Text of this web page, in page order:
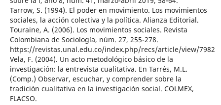
Tarrow, S. (1994). El poder en movimiento. Los movimientos
sociales, la acción colectiva y la política. Alianza Editorial.
Touraine, A. (2006). Los movimientos sociales. Revista
Colombiana de Sociología, núm. 27, 255-278.
https://revistas.unal.edu.co/index.php/recs/article/view/7982
Vela, F. (2004). Un acto metodológico básico de la
investigación: la entrevista cualitativa. En Tarrés, M.L.
(Comp.) Observar, escuchar, y comprender sobre la
tradición cualitativa en la investigación social. COLMEX,
FLACSO.